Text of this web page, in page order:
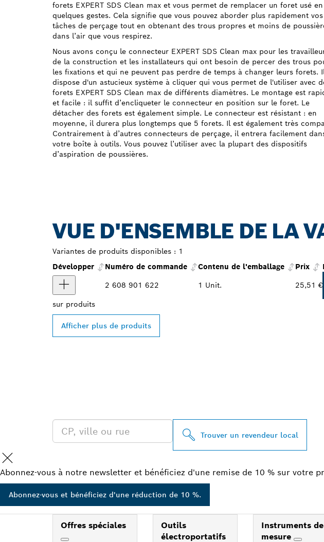
forets EXPERT SDS Clean max et vous permet de remplacer un foret usé en
quelques gestes. Cela signifie que vous pouvez aborder plus rapidement vos
tâches de perçage tout en obtenant des trous propres et moins de
dans l’air que vous respirez.
Nous avons conçu le connecteur EXPERT SDS Clean max pour les
de la construction et les installateurs qui ont besoin de percer des trous
les fixations et qui ne peuvent pas perdre de temps à changer leurs forets.
dispose d'un astucieux système à cliquer qui vous permet de l'utiliser avec
forets EXPERT SDS Clean max de différents diamètres. Le montage est
et facile : il suffit d’encliqueter le connecteur en position sur le foret. Le
détacher des forets est également simple. Le connecteur est résistant : en
moyenne, il durera plus longtemps que 5 forets. Il est également très
Contrairement à d’autres connecteurs de perçage, il entrera facilement
votre boîte à outils. Vous pouvez l’utiliser avec la plupart des dispositifs
d’aspiration de poussières.
VUE D'ENSEMBLE DE LA
Variantes de produits disponibles : 1
Développer
Numéro de commande Contenu de l'emballage Prix
2 608 901 622
1 Unit. 25,51 €
sur produits
Afficher plus de produits
Trouver un revendeur local
Abonnez-vous à notre newsletter et bénéficiez d'une remise de 10 % sur votre
Abonnez-vous et bénéficiez d'une réduction de 10 %.
Offres spéciales
Outils
électroportatifs
Instruments de
mesure